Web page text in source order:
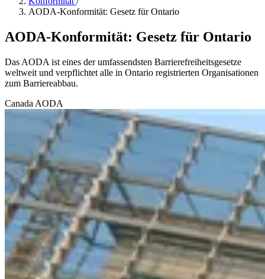
AODA-Konformität: Gesetz für Ontario
AODA-Konformität: Gesetz für Ontario
Das AODA ist eines der umfassendsten Barrierefreiheitsgesetze
weltweit und verpflichtet alle in Ontario registrierten Organisationen
zum Barriereabbau.
Canada AODA